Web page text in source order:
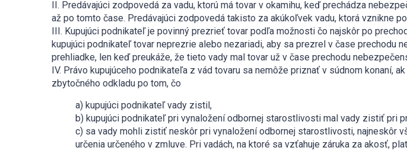
II. Predávajúci zodpovedá za vadu, ktorú má tovar v okamihu, keď prechádza
až po tomto čase. Predávajúci zodpovedá takisto za akúkoľvek vadu, ktorá vznikne
III. Kupujúci podnikateľ je povinný prezrieť tovar podľa možnosti čo najskôr po
kupujúci podnikateľ tovar neprezrie alebo nezariadi, aby sa prezrel v čase
prehliadke, len keď preukáže, že tieto vady mal tovar už v čase prechodu
IV. Právo kupujúceho podnikateľa z vád tovaru sa nemôže priznať v súdnom konaní,
zbytočného odkladu po tom, čo
a) kupujúci podnikateľ vady zistil,
b) kupujúci podnikateľ pri vynaložení odbornej starostlivosti mal vady zistiť pri
c) sa vady mohli zistiť neskôr pri vynaložení odbornej starostlivosti, najneskôr
určenia určeného v zmluve. Pri vadách, na ktoré sa vzťahuje záruka za akosť,